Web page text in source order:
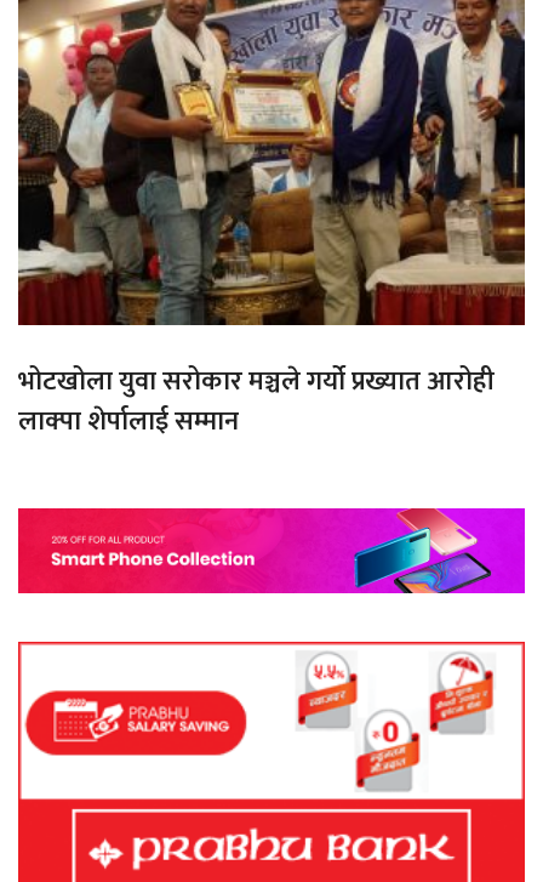
भोटखोला युवा सरोकार मञ्चले गर्यो प्रख्यात आरोही
लाक्पा शेर्पालाई सम्मान